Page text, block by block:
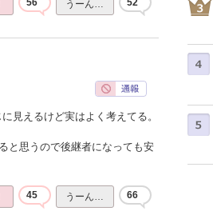
56 うーん… 52
見えるけど実はよく考えてる。
と思うので後継者になっても安
45 うーん… 66